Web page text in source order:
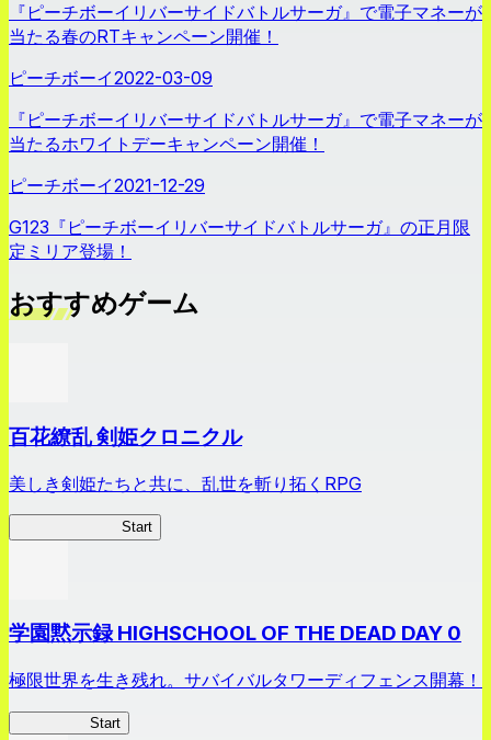
『ピーチボーイリバーサイドバトルサーガ』で電子マネーが
当たる春のRTキャンペーン開催！
ピーチボーイ2022-03-09
『ピーチボーイリバーサイドバトルサーガ』で電子マネーが
当たるホワイトデーキャンペーン開催！
ピーチボーイ2021-12-29
G123『ピーチボーイリバーサイドバトルサーガ』の正月限
定ミリア登場！
おすすめゲーム
百花繚乱 剣姫クロニクル
美しき剣姫たちと共に、乱世を斬り拓くRPG
Start
学園黙示録 HIGHSCHOOL OF THE DEAD DAY 0
極限世界を生き残れ。サバイバルタワーディフェンス開幕！
Start